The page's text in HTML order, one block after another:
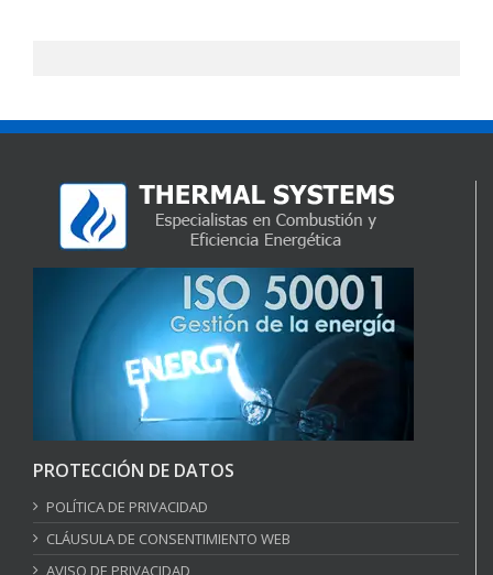
PROTECCIÓN DE DATOS
POLÍTICA DE PRIVACIDAD
CLÁUSULA DE CONSENTIMIENTO WEB
AVISO DE PRIVACIDAD